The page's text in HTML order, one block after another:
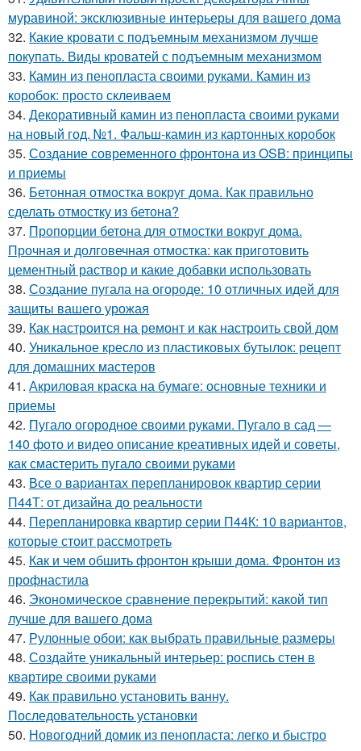
муравиной: эксклюзивные интерьеры для вашего дома
32. Какие кровати с подъемным механизмом лучше
покупать. Виды кроватей с подъемным механизмом
33. Камин из пенопласта своими руками. Камин из
коробок: просто склеиваем
34. Декоративный камин из пенопласта своими руками
на новый год. №1. Фальш-камин из картонных коробок
35. Создание современного фронтона из OSB: принципы
и приемы
36. Бетонная отмостка вокруг дома. Как правильно
сделать отмостку из бетона?
37. Пропорции бетона для отмостки вокруг дома.
Прочная и долговечная отмостка: как приготовить
цементный раствор и какие добавки использовать
38. Создание пугала на огороде: 10 отличных идей для
защиты вашего урожая
39. Как настроится на ремонт и как настроить свой дом
40. Уникальное кресло из пластиковых бутылок: рецепт
для домашних мастеров
41. Акриловая краска на бумаге: основные техники и
приемы
42. Пугало огородное своими руками. Пугало в сад —
140 фото и видео описание креативных идей и советы,
как смастерить пугало своими руками
43. Все о вариантах перепланировок квартир серии
П44Т: от дизайна до реальности
44. Перепланировка квартир серии П44К: 10 вариантов,
которые стоит рассмотреть
45. Как и чем обшить фронтон крыши дома. Фронтон из
профнастила
46. Экономическое сравнение перекрытий: какой тип
лучше для вашего дома
47. Рулонные обои: как выбрать правильные размеры
48. Создайте уникальный интерьер: роспись стен в
квартире своими руками
49. Как правильно установить ванну.
Последовательность установки
50. Новогодний домик из пенопласта: легко и быстро